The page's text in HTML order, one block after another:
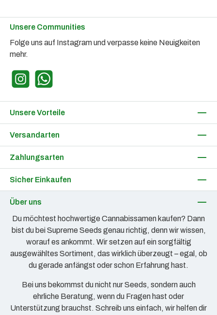
Unsere Communities
Folge uns auf Instagram und verpasse keine Neuigkeiten
mehr.
InstagramWhatsApp
Unsere Vorteile
Versandarten
Zahlungsarten
Sicher Einkaufen
Über uns
Du möchtest hochwertige Cannabissamen kaufen? Dann
bist du bei Supreme Seeds genau richtig, denn wir wissen,
worauf es ankommt. Wir setzen auf ein sorgfältig
ausgewähltes Sortiment, das wirklich überzeugt – egal, ob
du gerade anfängst oder schon Erfahrung hast.
Bei uns bekommst du nicht nur Seeds, sondern auch
ehrliche Beratung, wenn du Fragen hast oder
Unterstützung brauchst. Schreib uns einfach, wir helfen dir